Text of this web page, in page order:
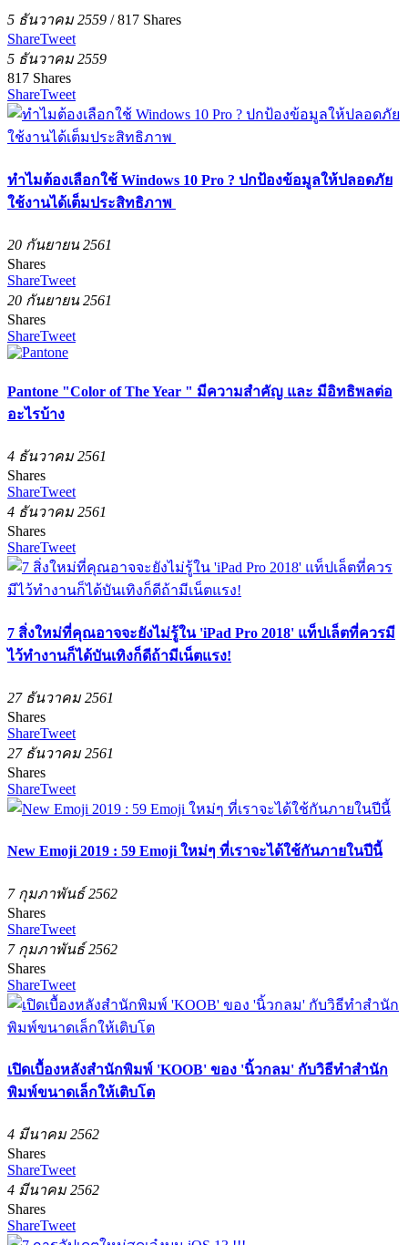
5 ธันวาคม 2559 /817 Shares
ShareTweet
5 ธันวาคม 2559
817 Shares
ShareTweet
ทำไมต้องเลือกใช้ Windows 10 Pro​ ? ปกป้องข้อมูลให้ปลอดภัย
ใช้งานได้เต็มประสิทธิภาพ ​
20 กันยายน 2561
Shares
ShareTweet
20 กันยายน 2561
Shares
ShareTweet
Pantone "Color of The Year " มีความสำคัญ และ มีอิทธิพลต่อ
อะไรบ้าง
4 ธันวาคม 2561
Shares
ShareTweet
4 ธันวาคม 2561
Shares
ShareTweet
7 สิ่งใหม่ที่คุณอาจจะยังไม่รู้ใน 'iPad Pro 2018' แท็ปเล็ตที่ควรมี
ไว้ทำงานก็ได้บันเทิงก็ดีถ้ามีเน็ตแรง!
27 ธันวาคม 2561
Shares
ShareTweet
27 ธันวาคม 2561
Shares
ShareTweet
New Emoji 2019 : 59 Emoji ใหม่ๆ ที่เราจะได้ใช้กันภายในปีนี้
7 กุมภาพันธ์ 2562
Shares
ShareTweet
7 กุมภาพันธ์ 2562
Shares
ShareTweet
เปิดเบื้องหลังสำนักพิมพ์ 'KOOB' ของ 'นิ้วกลม' กับวิธีทำสำนัก
พิมพ์ขนาดเล็กให้เติบโต
4 มีนาคม 2562
Shares
ShareTweet
4 มีนาคม 2562
Shares
ShareTweet